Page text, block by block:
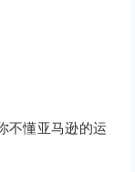
不懂亚马逊的运